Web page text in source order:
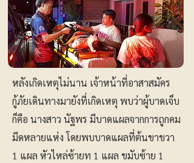
หลังเกิดเหตุไม่นาน เจ้าหน้าที่อาสาสมัคร
กู้ภัยเดินทางมายังที่เกิดเหตุ พบว่าผู้บาดเจ็บ
ก็คือ นางสาว นัฐพร มีบาดแผลจากการถูกคม
มีดหลายแห่ง โดยพบบาดแผลที่ต้นขาขวา
1 แผล หัวไหล่ซ้ายท 1 แผล ขมับซ้าย 1